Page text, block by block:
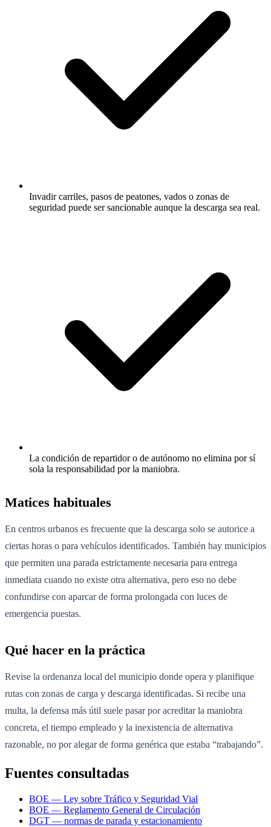
Invadir carriles, pasos de peatones, vados o zonas de
seguridad puede ser sancionable aunque la descarga sea real.
La condición de repartidor o de autónomo no elimina por sí
sola la responsabilidad por la maniobra.
Matices habituales
En centros urbanos es frecuente que la descarga solo se autorice a
ciertas horas o para vehículos identificados. También hay municipios
que permiten una parada estrictamente necesaria para entrega
inmediata cuando no existe otra alternativa, pero eso no debe
confundirse con aparcar de forma prolongada con luces de
emergencia puestas.
Qué hacer en la práctica
Revise la ordenanza local del municipio donde opera y planifique
rutas con zonas de carga y descarga identificadas. Si recibe una
multa, la defensa más útil suele pasar por acreditar la maniobra
concreta, el tiempo empleado y la inexistencia de alternativa
razonable, no por alegar de forma genérica que estaba “trabajando”.
Fuentes consultadas
BOE — Ley sobre Tráfico y Seguridad Vial
BOE — Reglamento General de Circulación
DGT — normas de parada y estacionamiento